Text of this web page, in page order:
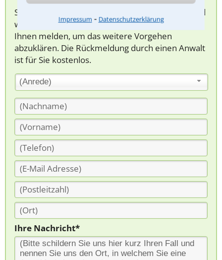
Impressum ⁃ Datenschutzerklärung
Sie können hier Ihren Fall schildern. Anschließend
werden sich spezialisierte Rechtsanwälte bei
Ihnen melden, um das weitere Vorgehen
abzuklären. Die Rückmeldung durch einen Anwalt
ist für Sie kostenlos.
(Anrede)
Ihre Nachricht*